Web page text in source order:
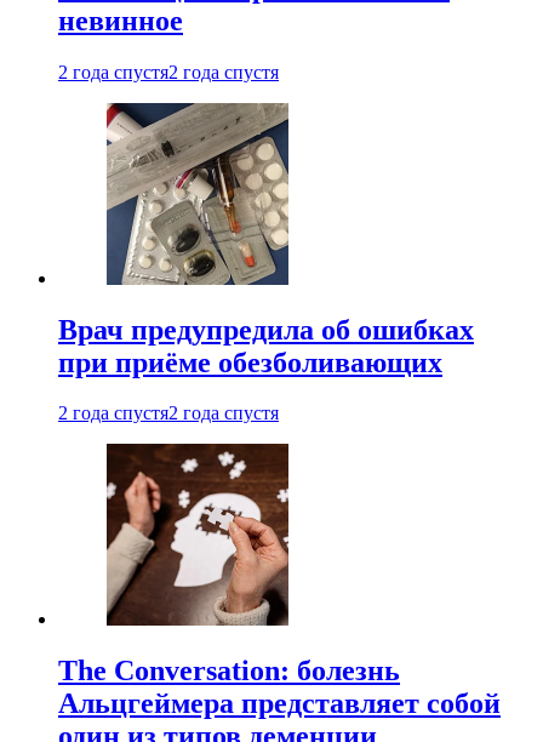
невинное
2 года спустя2 года спустя
Врач предупредила об ошибках
при приëме обезболивающих
2 года спустя2 года спустя
The Conversation: болезнь
Альцгеймера представляет собой